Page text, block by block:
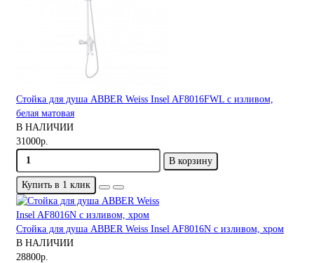
Стойка для душа ABBER Weiss Insel AF8016FWL с изливом,
белая матовая
В НАЛИЧИИ
31000р.
В корзину
Купить в 1 клик
Стойка для душа ABBER Weiss Insel AF8016N с изливом, хром
В НАЛИЧИИ
28800р.